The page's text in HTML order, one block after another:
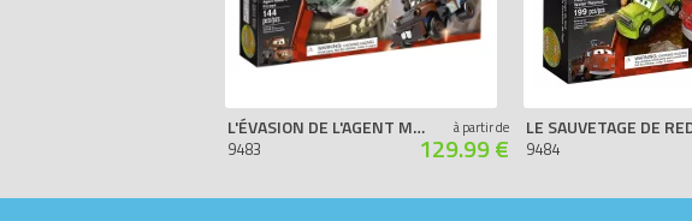
L'ÉVASION DE L'AGENT MARTIN
9483
à partir de
129.99 €
LE SAUVETAGE DE
9484